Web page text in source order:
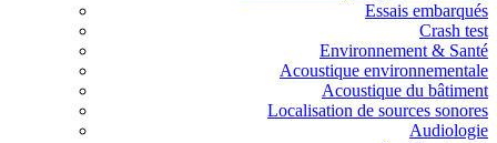
Essais embarqués
Crash test
Environnement & Santé
Acoustique environnementale
Acoustique du bâtiment
Localisation de sources sonores
Audiologie